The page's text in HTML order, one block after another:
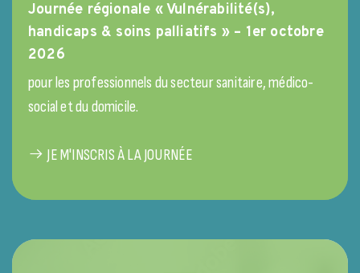
Journée régionale « Vulnérabilité(s),
handicaps & soins palliatifs » – 1er octobre
2026
pour les professionnels du secteur sanitaire, médico-
social et du domicile.
JE M'INSCRIS À LA JOURNÉE